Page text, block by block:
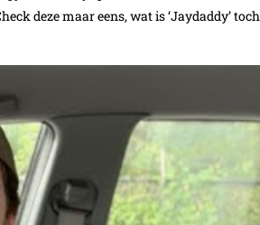
deze maar eens, wat is ‘Jaydaddy’